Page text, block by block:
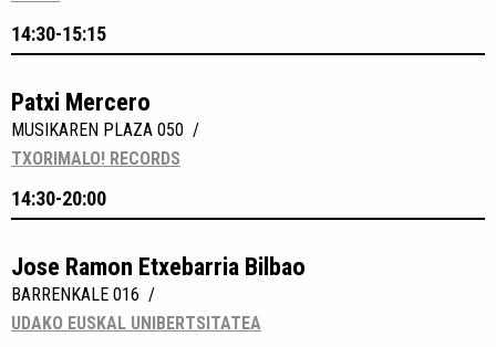
14:30-15:15
Patxi Mercero
MUSIKAREN PLAZA 050 /
TXORIMALO! RECORDS
14:30-20:00
Jose Ramon Etxebarria Bilbao
BARRENKALE 016 /
UDAKO EUSKAL UNIBERTSITATEA